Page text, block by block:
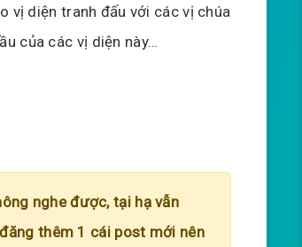
vị diện tranh đấu với các vị chúa
của các vị diện này…
nghe được, tại hạ vẫn
thêm 1 cái post mới nên